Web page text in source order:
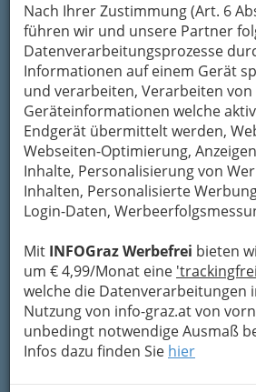
Nach Ihrer Zustimmung (Art. 6
führen wir und unsere Partner
Datenverarbeitungsprozesse
Informationen auf einem Gerät
und verarbeiten, Verarbeiten von
Geräteinformationen welche
Endgerät übermittelt werden,
Webseiten-Optimierung,
Inhalte, Personalisierung von
Inhalten, Personalisierte
Login-Daten,
Mit INFOGraz Werbefrei bieten
um € 4,99/Monat eine
welche die Datenverarbeitungen
Nutzung von info-graz.at von
unbedingt notwendige Ausmaß
Infos dazu finden Sie hier
Navigation
Kommissionsware
Tipps
Der Handel